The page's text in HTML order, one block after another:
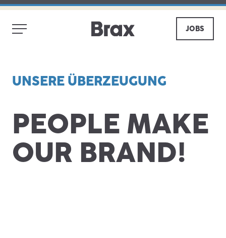
JOBS
UNSERE ÜBERZEUGUNG
PEOPLE MAKE
OUR BRAND!